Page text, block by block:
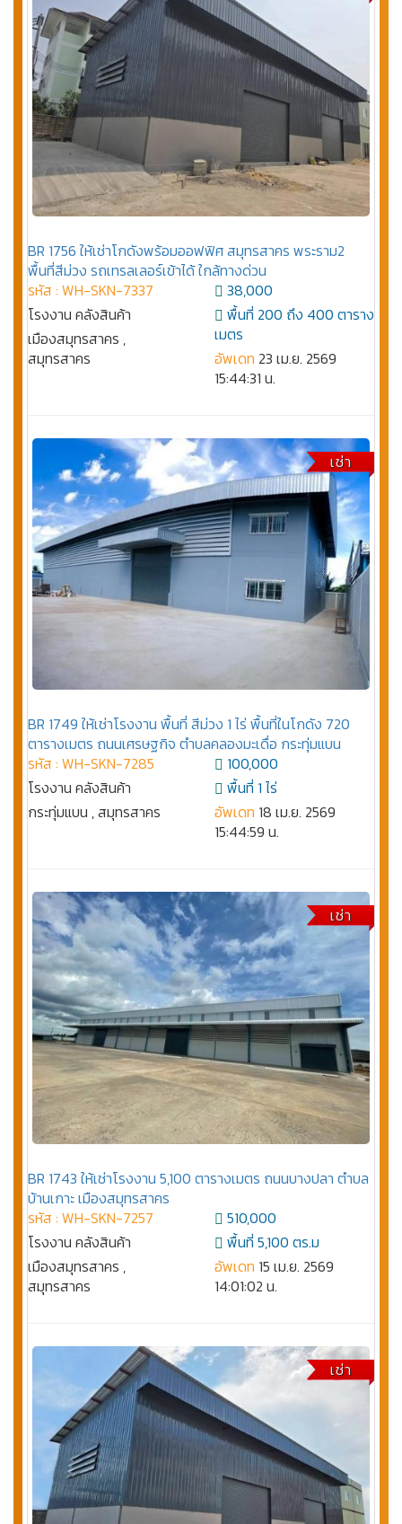
BR 1756 ให้เช่าโกดังพร้อมออฟฟิศ สมุทรสาคร พระราม2
พื้นที่สีม่วง รถเทรลเลอร์เข้าได้ ใกล้ทางด่วน
รหัส : WH-SKN-7337
โรงงาน คลังสินค้า
เมืองสมุทรสาคร ,
สมุทรสาคร
38,000
พื้นที่ 200 ถึง 400 ตาราง
เมตร
อัพเดท 23 เม.ย. 2569
15:44:31 น.
เช่า
BR 1749 ให้เช่าโรงงาน พื้นที่ สีม่วง 1 ไร่ พื้นที่ในโกดัง 720
ตารางเมตร ถนนเศรษฐกิจ ตำบลคลองมะเดื่อ กระทุ่มแบน
รหัส : WH-SKN-7285
โรงงาน คลังสินค้า
กระทุ่มแบน , สมุทรสาคร
100,000
พื้นที่ 1 ไร่
อัพเดท 18 เม.ย. 2569
15:44:59 น.
เช่า
BR 1743 ให้เช่าโรงงาน 5,100 ตารางเมตร ถนนบางปลา ตำบล
บ้านเกาะ เมืองสมุทรสาคร
รหัส : WH-SKN-7257
โรงงาน คลังสินค้า
เมืองสมุทรสาคร ,
สมุทรสาคร
510,000
พื้นที่ 5,100 ตร.ม
อัพเดท 15 เม.ย. 2569
14:01:02 น.
เช่า